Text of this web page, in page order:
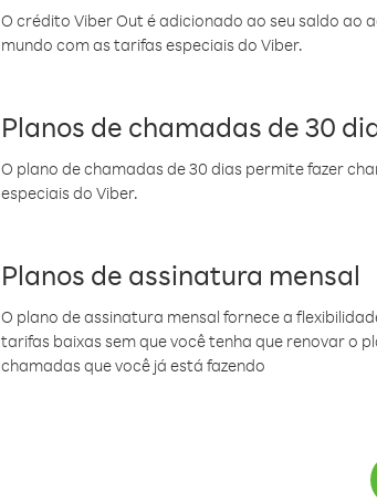
O crédito Viber Out é adicionado ao seu saldo ao
mundo com as tarifas especiais do Viber.
Planos de chamadas de 30
O plano de chamadas de 30 dias permite fazer
especiais do Viber.
Planos de assinatura mensal
O plano de assinatura mensal fornece a
tarifas baixas sem que você tenha que renovar o
chamadas que você já está fazendo